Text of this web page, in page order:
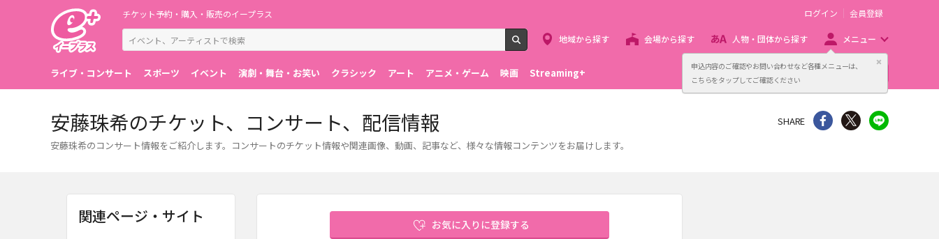
申込内容のご確認やお問い合わせなど各種メニューは、
こちらをタップしてご確認ください
閉じる
チケット予約・購入・販売のイープラス
検索
ログイン 会員登録
地域から探す 会場から探す 人物・団体から探す メニュー
ライブ・コンサート スポーツ イベント 演劇・舞台・お笑い クラシック アート アニメ・ゲーム 映画 Streaming+ 主催者向け販売サービス
安藤珠希のチケット、コンサート、配信情報
安藤珠希のコンサート情報をご紹介します。コンサートのチケット情報や関連画像、動画、記事など、様々な情報コンテンツをお届けします。
SHARE シェア Twitter
お気に入りに登録する
関連ページ・サイト